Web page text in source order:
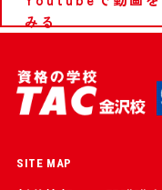
みる
SITE MAP